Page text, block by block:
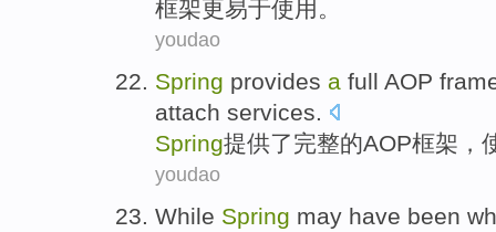
框架更易于使用 。
youdao
Spring provides a full AOP
attach services.
Spring提供了完整的AOP框架 ，
youdao
While Spring may have been